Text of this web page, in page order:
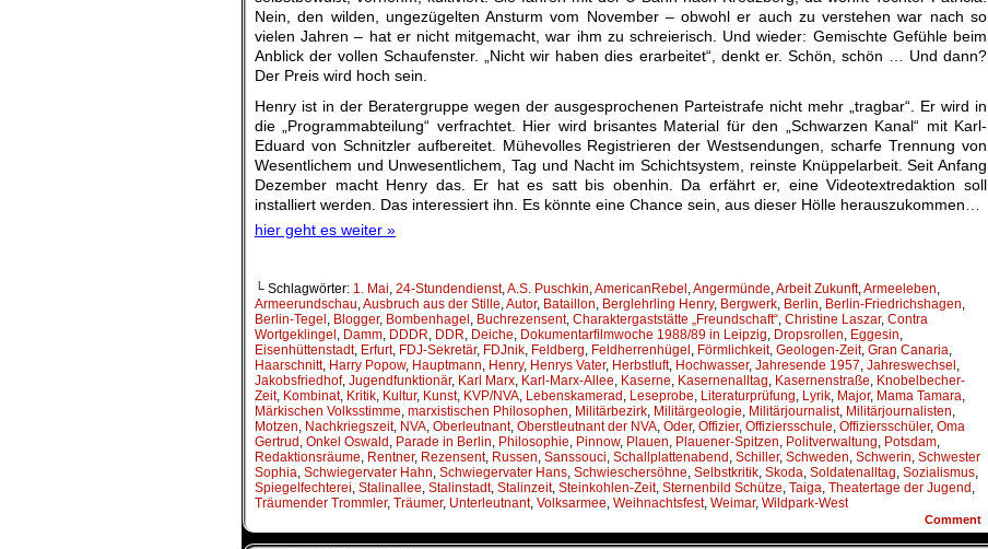
Nein, den wilden, ungezügelten Ansturm vom November – obwohl er auch zu verstehen war nach so
vielen Jahren – hat er nicht mitgemacht, war ihm zu schreierisch. Und wieder: Gemischte Gefühle beim
Anblick der vollen Schaufenster. „Nicht wir haben dies erarbeitet“, denkt er. Schön, schön … Und dann?
Der Preis wird hoch sein.
Henry ist in der Beratergruppe wegen der ausgesprochenen Parteistrafe nicht mehr „tragbar“. Er wird in
die „Programmabteilung“ verfrachtet. Hier wird brisantes Material für den „Schwarzen Kanal“ mit Karl-
Eduard von Schnitzler aufbereitet. Mühevolles Registrieren der Westsendungen, scharfe Trennung von
Wesentlichem und Unwesentlichem, Tag und Nacht im Schichtsystem, reinste Knüppelarbeit. Seit Anfang
Dezember macht Henry das. Er hat es satt bis obenhin. Da erfährt er, eine Videotextredaktion soll
installiert werden. Das interessiert ihn. Es könnte eine Chance sein, aus dieser Hölle herauszukommen…
hier geht es weiter »
└ Schlagwörter: 1. Mai, 24-Stundendienst,A.S. Puschkin,AmericanRebel ,Angermünde,Arbeit Zukunft,Armeeleben,
Armeerundschau,Ausbruch aus der Stille,Autor, Bataillon, Berglehrling Henry, Bergwerk, Berlin, Berlin-Friedrichshagen,
Berlin-Tegel , Blogger, Bombenhagel , Buchrezensent, Charaktergaststätte „Freundschaft“, Christine Laszar, Contra
Wortgeklingel , Damm, DDDR, DDR, Deiche, Dokumentarfilmwoche 1988/89 in Leipzig, Dropsrollen, Eggesin,
Eisenhüttenstadt, Erfurt, FDJ-Sekretär, FDJnik, Feldberg, Feldherrenhügel , Förmlichkeit, Geologen-Zeit, Gran Canaria,
Haarschnitt, Harry Popow, Hauptmann, Henry, Henrys Vater, Herbstluft, Hochwasser, Jahresende 1957, Jahreswechsel ,
Jakobsfriedhof, Jugendfunktionär, Karl Marx, Karl-Marx-Allee, Kaserne, Kasernenalltag, Kasernenstraße, Knobelbecher-
Zeit, Kombinat, Kritik, Kultur, Kunst, KVP/NVA, Lebenskamerad , Leseprobe, Literaturprüfung, Lyrik, Major, Mama Tamara,
Märkischen Volksstimme, marxistischen Philosophen, Militärbezirk, Militärgeologie, Militärjournalist, Militärjournalisten,
Motzen, Nachkriegszeit, NVA, Oberleutnant, Oberstleutnant der NVA, Oder, Offizier, Offiziersschule, Offiziersschüler, Oma
Gertrud , Onkel Oswald , Parade in Berlin, Philosophie, Pinnow, Plauen, Plauener-Spitzen, Politverwaltung, Potsdam,
Redaktionsräume, Rentner, Rezensent, Russen, Sanssouci, Schallplattenabend , Schiller, Schweden, Schwerin, Schwester
Sophia, Schwiegervater Hahn, Schwiegervater Hans, Schwieschersöhne, Selbstkritik, Skoda, Soldatenalltag, Sozialismus,
Spiegelfechterei, Stalinallee, Stalinstadt, Stalinzeit, Steinkohlen-Zeit, Sternenbild Schütze, Taiga, Theatertage der Jugend ,
Träumender Trommler, Träumer, Unterleutnant, Volksarmee, Weihnachtsfest, Weimar, Wildpark-West
Comment